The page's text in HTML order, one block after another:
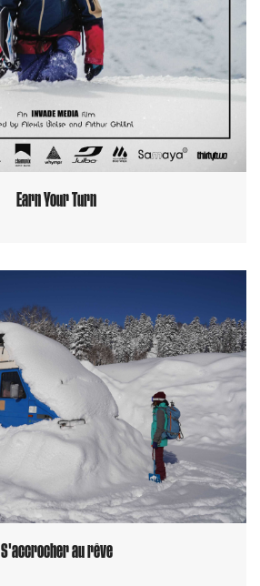
Earn Your Turn
S'accrocher au rêve